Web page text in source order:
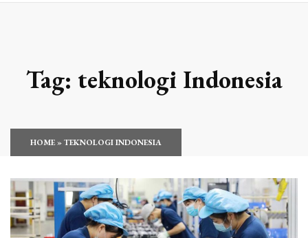
Tag: teknologi Indonesia
HOME»TEKNOLOGI INDONESIA